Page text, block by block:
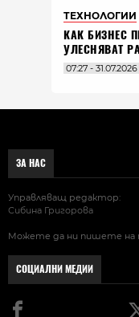
ТЕХНОЛОГИИ
КАК БИЗНЕС
УЛЕСНЯВАТ
07:27 - 31.07.2026
ЗА НАС
Управляващ редактор:
Сибина Григорова
Можете да ни пишете на
СОЦИАЛНИ МЕДИИ